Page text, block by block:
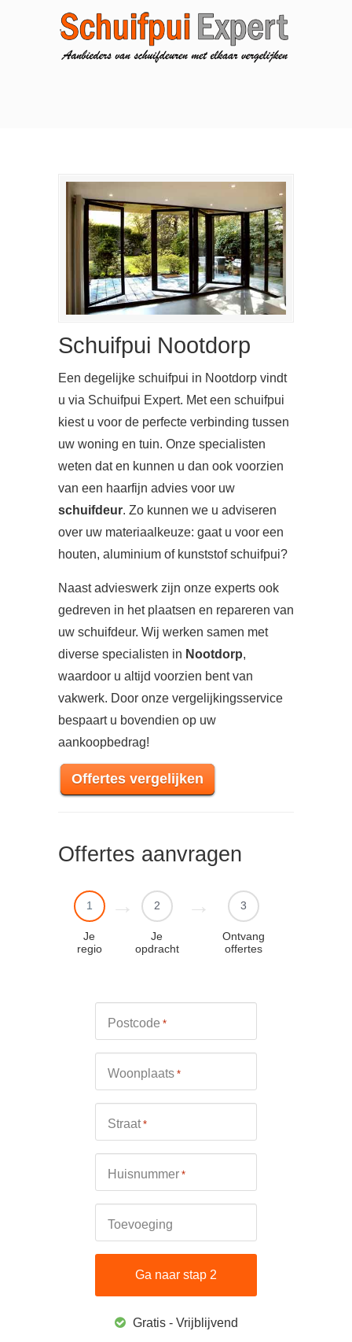
Schuifpui Nootdorp
Een degelijke schuifpui in Nootdorp vindt
u via Schuifpui Expert. Met een schuifpui
kiest u voor de perfecte verbinding tussen
uw woning en tuin. Onze specialisten
weten dat en kunnen u dan ook voorzien
van een haarfijn advies voor uw
schuifdeur. Zo kunnen we u adviseren
over uw materiaalkeuze: gaat u voor een
houten, aluminium of kunststof schuifpui?
Naast advieswerk zijn onze experts ook
gedreven in het plaatsen en repareren van
uw schuifdeur. Wij werken samen met
diverse specialisten in Nootdorp,
waardoor u altijd voorzien bent van
vakwerk. Door onze vergelijkingsservice
bespaart u bovendien op uw
aankoopbedrag!
Offertes vergelijken
Offertes aanvragen
1
Je
regio
2
Je
opdracht
3
Ontvang
offertes
Postcode *
Woonplaats *
Straat *
Huisnummer *
Toevoeging
Gratis - Vrijblijvend